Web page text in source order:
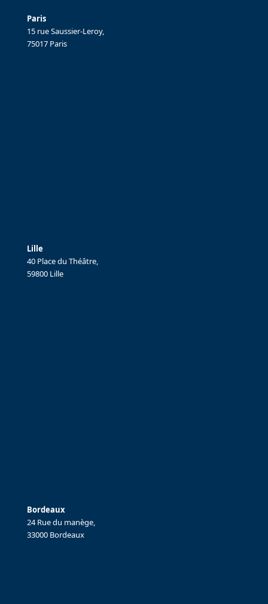
Paris
15 rue Saussier-Leroy,
75017 Paris
Lille
40 Place du Théâtre,
59800 Lille
Bordeaux
24 Rue du manège,
33000 Bordeaux